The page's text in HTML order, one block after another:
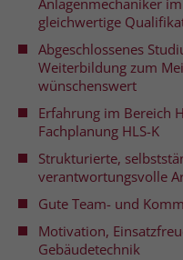
Anlagenmechaniker
gleichwertige
Abgeschlossenes
Weiterbildung zum
wünschenswert
Erfahrung im Bereich
Fachplanung HLS-K
Strukturierte,
verantwortungsvolle
Gute Team- und
Motivation,
Gebäudetechnik
Anbieter Google
Laufzeit 90 Tage
Zweck
Dieses
User
Es
welche
sodass
Anzeige